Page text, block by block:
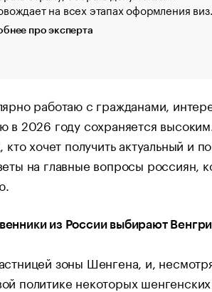
на всех этапах оформления виз.
про эксперта
работаю с гражданами,
в 2026 году сохраняется
кто хочет получить актуальный и
на главные вопросы россиян,
из России выбирают
зоны Шенгена, и,
политике некоторых шенгенских